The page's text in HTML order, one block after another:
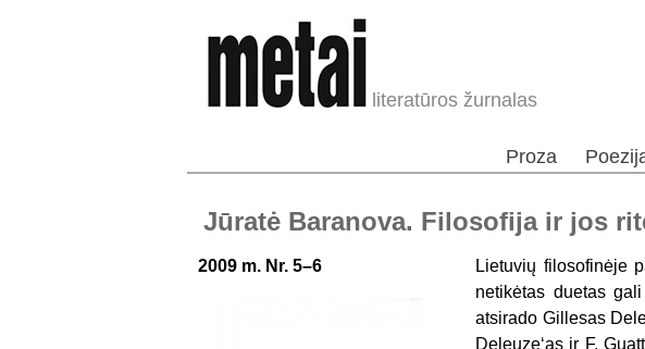
literatūros žurnalas
Proza
Jūratė Baranova. Filosofija ir jos
2009 m. Nr. 5–6
Lietuvių filosofinėje
netikėtas duetas
atsirado Gillesas
Deleuze‘as ir F.